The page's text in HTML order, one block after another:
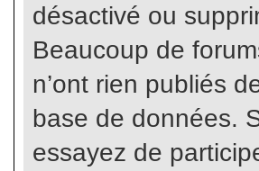
désactivé ou
Beaucoup de
n’ont rien publiés
base de données.
essayez de